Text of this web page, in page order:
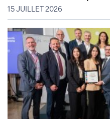
15 JUILLET 2026